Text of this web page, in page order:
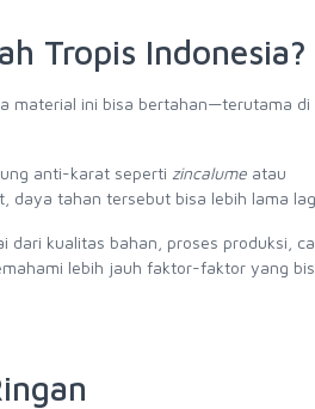
Tropis Indonesia?
material ini bisa bertahan—terutama di
anti-karat seperti zincalume atau
tahan tersebut bisa lebih lama
kualitas bahan, proses produksi,
lebih jauh faktor-faktor yang